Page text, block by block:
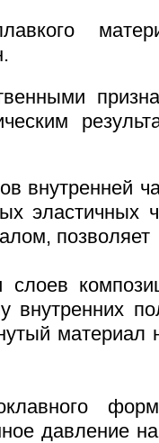
внутренней
эластичных
позволяет
внутренних
материал
давление на